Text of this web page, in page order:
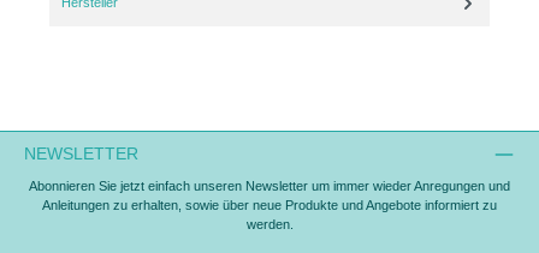
NEWSLETTER
Abonnieren Sie jetzt einfach unseren Newsletter um immer wieder Anregungen und
Anleitungen zu erhalten, sowie über neue Produkte und Angebote informiert zu
werden.